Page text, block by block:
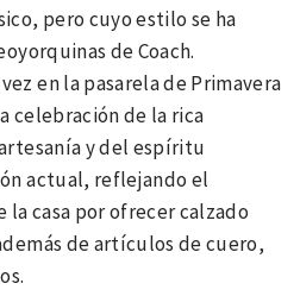
pero cuyo estilo se ha
de Coach.
en la pasarela de Primavera
celebración de la rica
y del espíritu
actual, reflejando el
casa por ofrecer calzado
de artículos de cuero,